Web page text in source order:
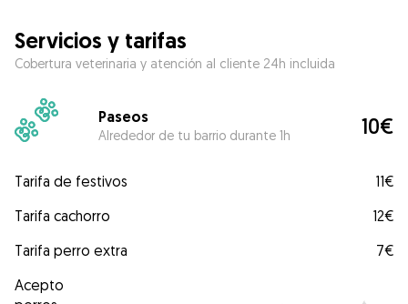
Servicios y tarifas
Cobertura veterinaria y atención al cliente 24h incluida
Paseos
Alrededor de tu barrio durante 1h 10€
Tarifa de festivos
11€
Tarifa cachorro
12€
Tarifa perro extra
7€
Acepto